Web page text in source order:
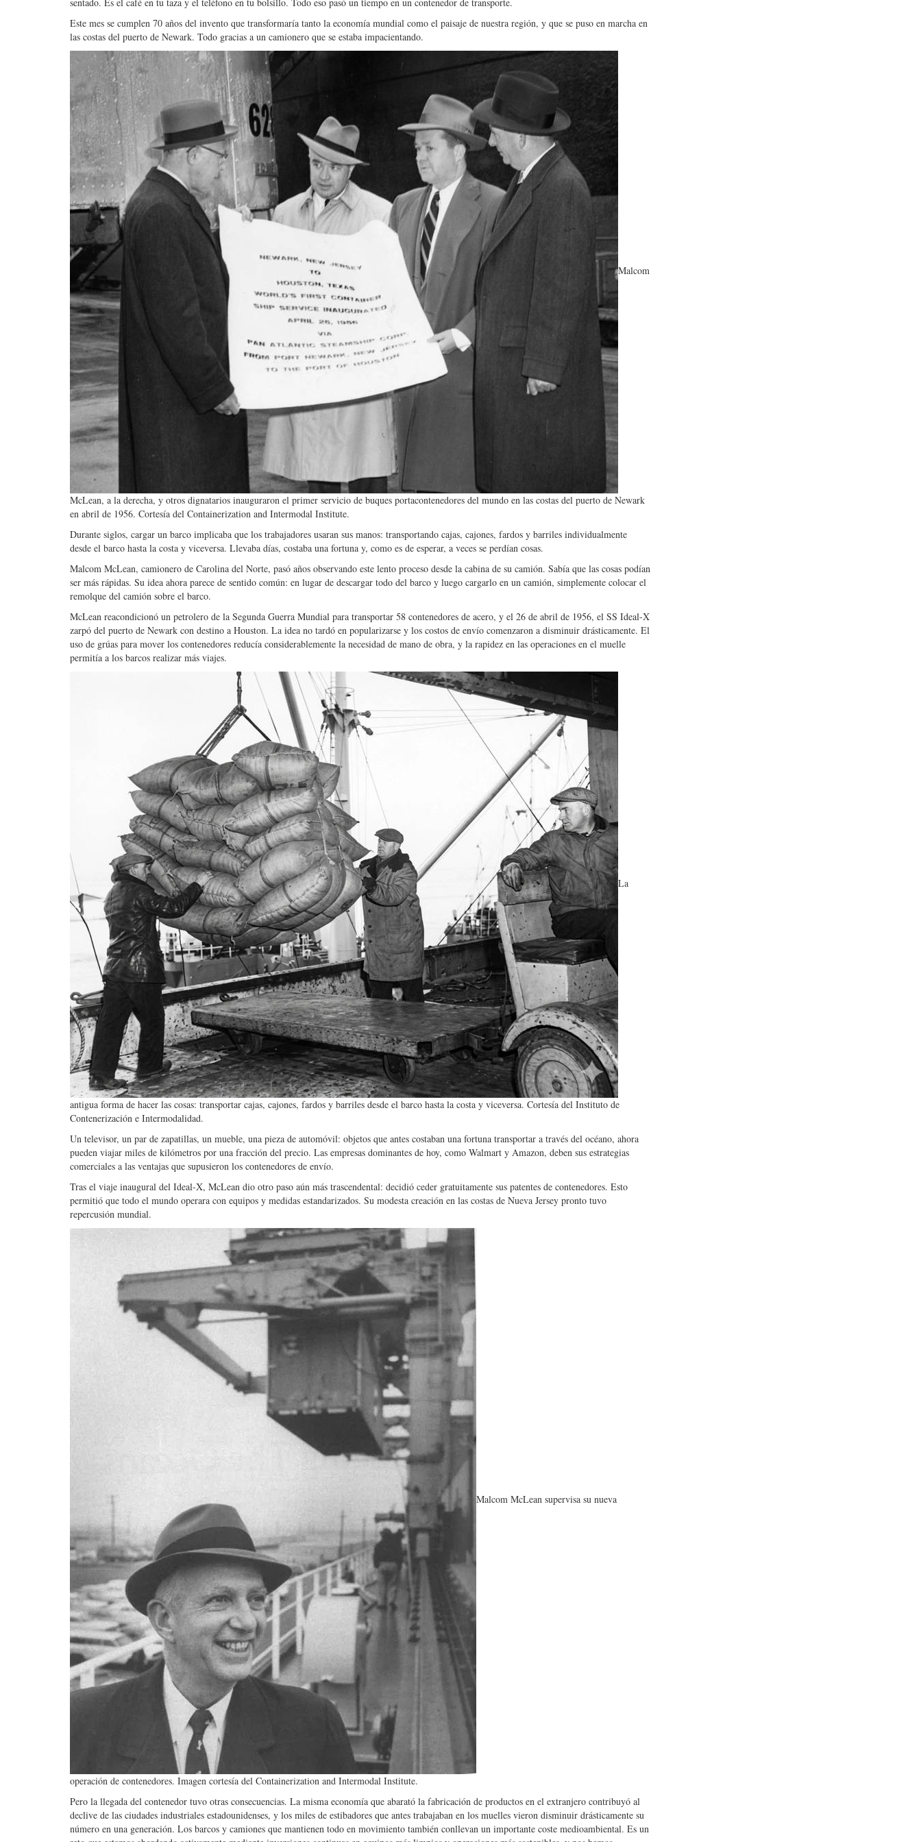
Este mes se cumplen 70 años del invento que transformaría tanto la economía mundial como el paisaje de nuestra región, y que se puso en marcha en
las costas del puerto de Newark. Todo gracias a un camionero que se estaba impacientando.
Malcom
McLean, a la derecha, y otros dignatarios inauguraron el primer servicio de buques portacontenedores del mundo en las costas del puerto de Newark
en abril de 1956. Cortesía del Containerization and Intermodal Institute.
Durante siglos, cargar un barco implicaba que los trabajadores usaran sus manos: transportando cajas, cajones, fardos y barriles individualmente
desde el barco hasta la costa y viceversa. Llevaba días, costaba una fortuna y, como es de esperar, a veces se perdían cosas.
Malcom McLean, camionero de Carolina del Norte, pasó años observando este lento proceso desde la cabina de su camión. Sabía que las cosas podían
ser más rápidas. Su idea ahora parece de sentido común: en lugar de descargar todo del barco y luego cargarlo en un camión, simplemente colocar el
remolque del camión sobre el barco.
McLean reacondicionó un petrolero de la Segunda Guerra Mundial para transportar 58 contenedores de acero, y el 26 de abril de 1956, el SS Ideal-X
zarpó del puerto de Newark con destino a Houston. La idea no tardó en popularizarse y los costos de envío comenzaron a disminuir drásticamente. El
uso de grúas para mover los contenedores reducía considerablemente la necesidad de mano de obra, y la rapidez en las operaciones en el muelle
permitía a los barcos realizar más viajes.
La
antigua forma de hacer las cosas: transportar cajas, cajones, fardos y barriles desde el barco hasta la costa y viceversa. Cortesía del Instituto de
Contenerización e Intermodalidad.
Un televisor, un par de zapatillas, un mueble, una pieza de automóvil: objetos que antes costaban una fortuna transportar a través del océano, ahora
pueden viajar miles de kilómetros por una fracción del precio. Las empresas dominantes de hoy, como Walmart y Amazon, deben sus estrategias
comerciales a las ventajas que supusieron los contenedores de envío.
Tras el viaje inaugural del Ideal-X, McLean dio otro paso aún más trascendental: decidió ceder gratuitamente sus patentes de contenedores. Esto
permitió que todo el mundo operara con equipos y medidas estandarizados. Su modesta creación en las costas de Nueva Jersey pronto tuvo
repercusión mundial.
Malcom McLean supervisa su nueva
operación de contenedores. Imagen cortesía del Containerization and Intermodal Institute.
Pero la llegada del contenedor tuvo otras consecuencias. La misma economía que abarató la fabricación de productos en el extranjero contribuyó al
declive de las ciudades industriales estadounidenses, y los miles de estibadores que antes trabajaban en los muelles vieron disminuir drásticamente su
número en una generación. Los barcos y camiones que mantienen todo en movimiento también conllevan un importante coste medioambiental. Es un